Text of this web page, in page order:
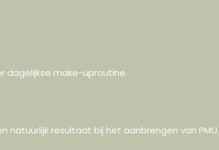
dagelijkse make-uproutine.
resultaat bij het aanbrengen van PMU.